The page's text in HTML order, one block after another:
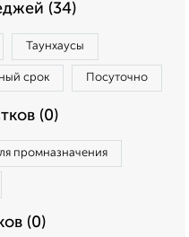
(34)
Таунхаусы
срок Посуточно
(0)
промназначения
(0)